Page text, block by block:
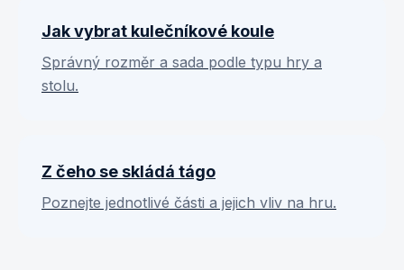
Jak vybrat kulečníkové koule
Správný rozměr a sada podle typu hry a
stolu.
Z čeho se skládá tágo
Poznejte jednotlivé části a jejich vliv na hru.